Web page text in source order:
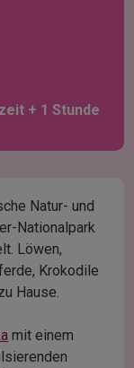
+ 1 Stunde
Natur- und
Nationalpark
Löwen,
Krokodile
Hause.
mit einem